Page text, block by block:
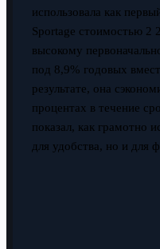
использовала как
Sportage стоимостью 2
высокому
под 8,9% годовых
результате, она
процентах в течение
показал, как грамотно
для удобства, но и для